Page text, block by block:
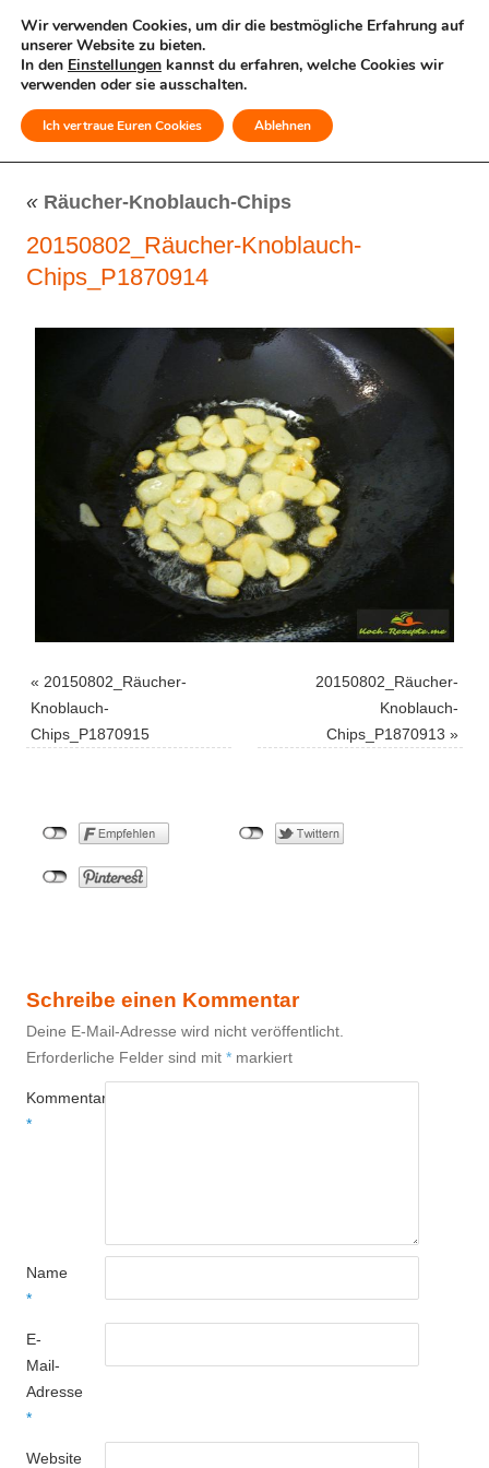
MENÜ
« Räucher-Knoblauch-Chips
20150802_Räucher-Knoblauch-
Chips_P1870914
« 20150802_Räucher-
Knoblauch-
Chips_P1870915
20150802_Räucher-
Knoblauch-
Chips_P1870913 »
Schreibe einen Kommentar
Deine E-Mail-Adresse wird nicht veröffentlicht.
Erforderliche Felder sind mit * markiert
Kommentar
*
Name
*
E-
Mail-
Adresse
*
Website
Wir verwenden Cookies, um dir die bestmögliche Erfahrung auf
unserer Website zu bieten.
In den Einstellungen kannst du erfahren, welche Cookies wir
verwenden oder sie ausschalten.
Ich vertraue Euren Cookies Ablehnen